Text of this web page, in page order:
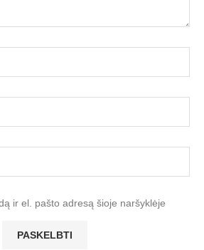
ir el. pašto adresą šioje naršyklėje